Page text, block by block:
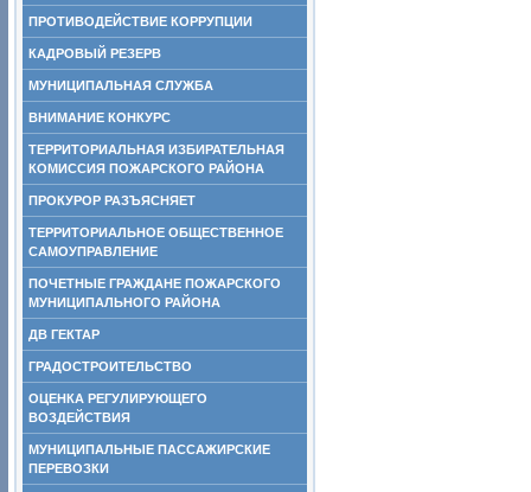
ПРОТИВОДЕЙСТВИЕ КОРРУПЦИИ
КАДРОВЫЙ РЕЗЕРВ
МУНИЦИПАЛЬНАЯ СЛУЖБА
ВНИМАНИЕ КОНКУРС
ТЕРРИТОРИАЛЬНАЯ ИЗБИРАТЕЛЬНАЯ
КОМИССИЯ ПОЖАРСКОГО РАЙОНА
ПРОКУРОР РАЗЪЯСНЯЕТ
ТЕРРИТОРИАЛЬНОЕ ОБЩЕСТВЕННОЕ
САМОУПРАВЛЕНИЕ
ПОЧЕТНЫЕ ГРАЖДАНЕ ПОЖАРСКОГО
МУНИЦИПАЛЬНОГО РАЙОНА
ДВ ГЕКТАР
ГРАДОСТРОИТЕЛЬСТВО
ОЦЕНКА РЕГУЛИРУЮЩЕГО
ВОЗДЕЙСТВИЯ
МУНИЦИПАЛЬНЫЕ ПАССАЖИРСКИЕ
ПЕРЕВОЗКИ